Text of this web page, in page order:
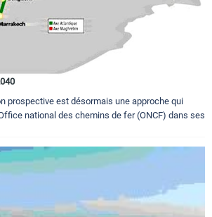
prospective est désormais une approche qui
national des chemins de fer (ONCF) dans ses